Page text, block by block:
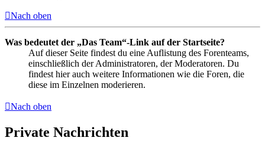
Nach oben
Was bedeutet der „Das Team“-Link auf der Startseite?
Auf dieser Seite findest du eine Auflistung des Forenteams,
einschließlich der Administratoren, der Moderatoren. Du
findest hier auch weitere Informationen wie die Foren, die
diese im Einzelnen moderieren.
Nach oben
Private Nachrichten